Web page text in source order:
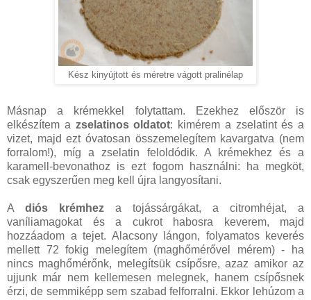
Kész kinyújtott és méretre vágott pralinélap
Másnap a krémekkel folytattam. Ezekhez először is
elkészítem a zselatinos oldatot: kimérem a zselatint és a
vizet, majd ezt óvatosan összemelegítem kavargatva (nem
forralom!), míg a zselatin feloldódik. A krémekhez és a
karamell-bevonathoz is ezt fogom használni: ha megköt,
csak egyszerűen meg kell újra langyosítani.
A diós krémhez a tojássárgákat, a citromhéjat, a
vaníliamagokat és a cukrot habosra keverem, majd
hozzáadom a tejet. Alacsony lángon, folyamatos keverés
mellett 72 fokig melegítem (maghőmérővel mérem) - ha
nincs maghőmérőnk, melegítsük csípősre, azaz amikor az
ujjunk már nem kellemesen melegnek, hanem csípősnek
érzi, de semmiképp sem szabad felforralni. Ekkor lehúzom a